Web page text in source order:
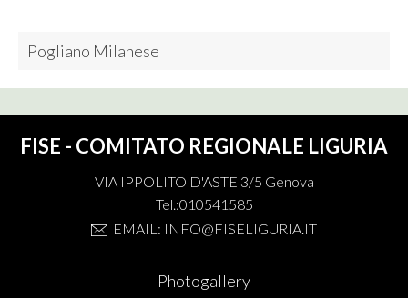
Pogliano Milanese
FISE - COMITATO REGIONALE LIGURIA
VIA IPPOLITO D'ASTE 3/5 Genova
Tel.:010541585
EMAIL: INFO@FISELIGURIA.IT
Photogallery